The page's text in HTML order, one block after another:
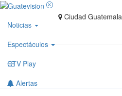
Noticias
Espectáculos
GTV Play
Alertas
Ciudad Guatemala